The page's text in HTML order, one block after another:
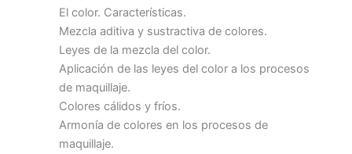
El color. Características.
Mezcla aditiva y sustractiva de colores.
Leyes de la mezcla del color.
Aplicación de las leyes del color a los procesos
de maquillaje.
Colores cálidos y fríos.
Armonía de colores en los procesos de
maquillaje.